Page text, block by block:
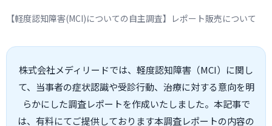
【軽度認知障害(MCI)についての自主調査】レポート販売について
株式会社メディリードでは、軽度認知障害（MCI）に関し
て、当事者の症状認識や受診行動、治療に対する意向を明
らかにした調査レポートを作成いたしました。本記事で
は、有料にてご提供しております本調査レポートの内容の